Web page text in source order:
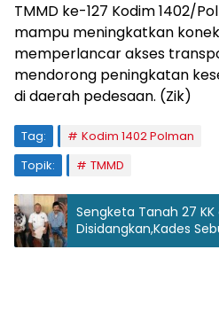
TMMD ke-127 Kodim 1402/
mampu meningkatkan
memperlancar akses
mendorong peningkatan
di daerah pedesaan. (Zik)
Tag:
Kodim 1402 Polman
Topik:
TMMD
Sengketa Tanah 27
Disidangkan,Kades
Administrasi